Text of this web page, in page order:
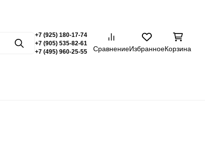
Поиск
+7 (925) 180-17-74
+7 (905) 535-82-61
+7 (495) 960-25-55
СравнениеИзбранноеКорзина